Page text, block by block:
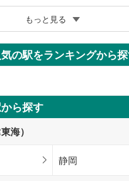
6,980万円
3LDK（A号地）
95.32m2
静岡県静岡市葵区丸山町
もっと見る
の駅をランキングから
ら探す
海）
静岡